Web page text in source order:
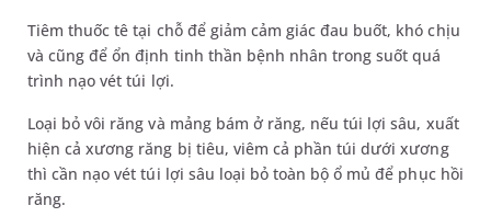
Tiêm thuốc tê tại chỗ để giảm cảm giác đau buốt, khó chịu
và cũng để ổn định tinh thần bệnh nhân trong suốt quá
trình nạo vét túi lợi.
Loại bỏ vôi răng và mảng bám ở răng, nếu túi lợi sâu, xuất
hiện cả xương răng bị tiêu, viêm cả phần túi dưới xương
thì cần nạo vét túi lợi sâu loại bỏ toàn bộ ổ mủ để phục hồi
răng.